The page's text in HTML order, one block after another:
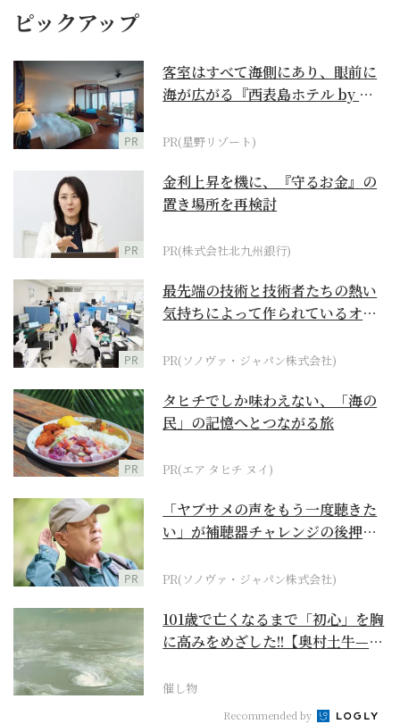
ピックアップ
PR
客室はすべて海側にあり、眼前に
海が広がる『西表島ホテル by 星
PR(星野リゾート)
PR
金利上昇を機に、『守るお金』の
置き場所を再検討
PR(株式会社北九州銀行)
PR
最先端の技術と技術者たちの熱い
気持ちによって作られているオー
PR(ソノヴァ・ジャパン株式会社)
PR
タヒチでしか味わえない、「海の
民」の記憶へとつながる旅
PR(エア タヒチ ヌイ)
PR
「ヤブサメの声をもう一度聴きた
い」が補聴器チャレンジの後押し
PR(ソノヴァ・ジャパン株式会社)
101歳で亡くなるまで「初心」を胸
に高みをめざした!!【奥村土牛—名
催し物
Recommended by